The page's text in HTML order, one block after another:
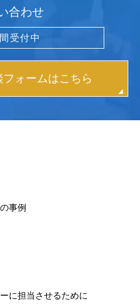
合わせ
受付中
ォームはこちら
事例
に担当させるために